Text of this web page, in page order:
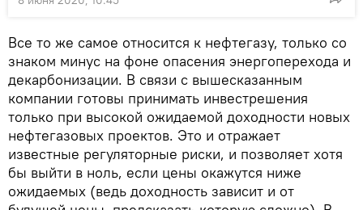
Все то же самое относится к нефтегазу, только со
знаком минус на фоне опасения энергоперехода и
декарбонизации. В связи с вышесказанным
компании готовы принимать инвестрешения
только при высокой ожидаемой доходности новых
нефтегазовых проектов. Это и отражает
известные регуляторные риски, и позволяет хотя
бы выйти в ноль, если цены окажутся ниже
ожидаемых (ведь доходность зависит и от